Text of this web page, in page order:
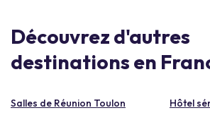
Découvrez d'autres
destinations en
Salles de Réunion Toulon Hôtel